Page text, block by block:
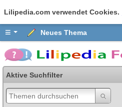
Lilipedia.com verwendet Cookies.
≡ Neues Thema
Aktive Suchfilter